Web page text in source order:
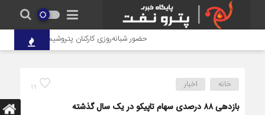
حضور شبانه‌روزی کارکنان پتروشیمی شهید
19 خانه اخبار
بازدهی ۸۸ درصدی سهام تاپیکو در یک سال گذشته